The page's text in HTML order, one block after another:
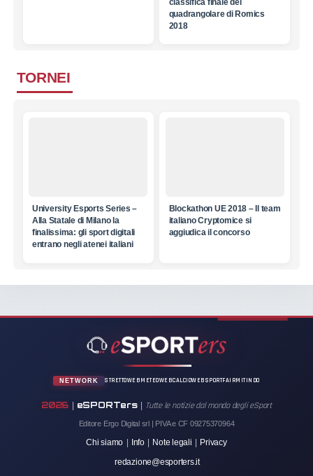
quadrangolare di Romics
2018
TORNEI
University Esports Series –
Alla Statale di Milano la
finalissima: gli sport digitali
entrano negli atenei italiani
Blockathon UE 2018 – Il team
italiano Cryptomice si
aggiudica il concorso
NETWORK STRETTOWEBMETEOWEBCALCIOWEBSPORTFAIRMITINDO
2026 | eSPORTers | Tutte le notizie dal mondo degli eSport
Editore Ergo Digital srl | PIVA e CF 09275370964
Chi siamo Info Note legali
Privacy
redazione@esporters.it